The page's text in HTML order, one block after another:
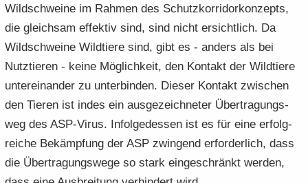
Wild­schwei­ne im Rah­men des Schutz­kor­ri­dor­kon­zepts,
die gleich­sam ef­fek­tiv sind, sind nicht er­sicht­lich. Da
Wild­schwei­ne Wild­tie­re sind, gibt es - an­ders als bei
Nutz­tie­ren - keine Mög­lich­keit, den Kon­takt der Wild­tie­re
un­ter­ein­an­der zu un­ter­bin­den. Die­ser Kon­takt zwi­schen
den Tie­ren ist indes ein aus­ge­zeich­ne­ter Über­tra­gungs­
weg des ASP-​Virus. In­fol­ge­des­sen ist es für eine er­folg­
rei­che Be­kämp­fung der ASP zwin­gend er­for­der­lich, dass
die Über­tra­gungs­we­ge so stark ein­ge­schränkt wer­den,